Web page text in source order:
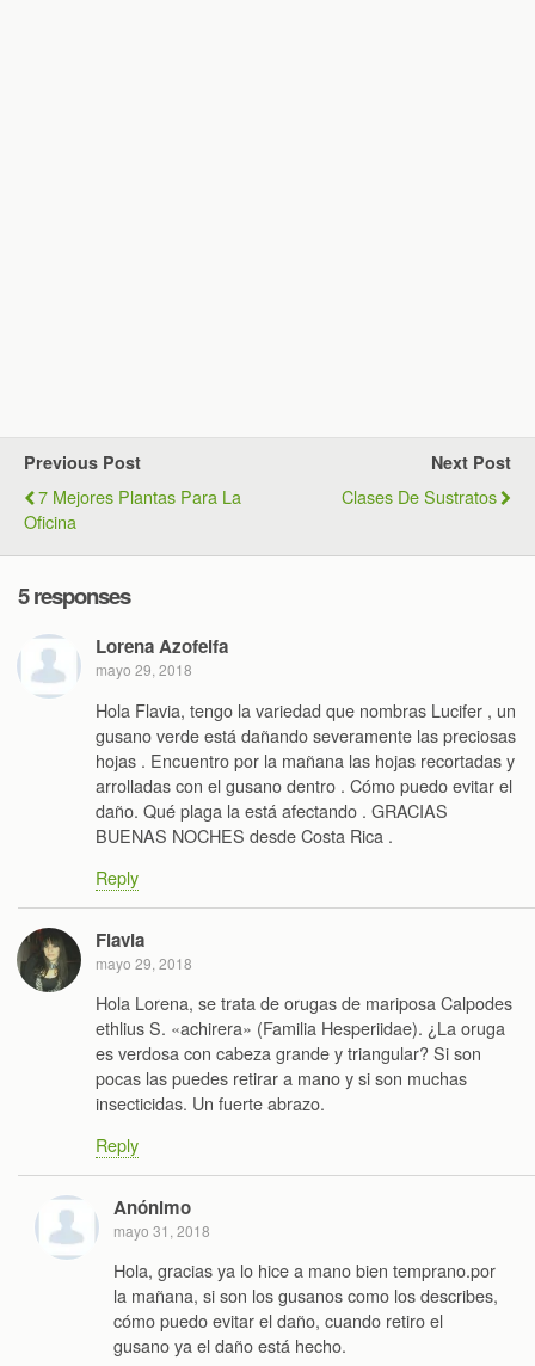
Previous Post
7 Mejores Plantas Para La
Oficina
Next Post
Clases De Sustratos
5 responses
Lorena Azofeifa
mayo 29, 2018
Hola Flavia, tengo la variedad que nombras Lucifer , un
gusano verde está dañando severamente las preciosas
hojas . Encuentro por la mañana las hojas recortadas y
arrolladas con el gusano dentro . Cómo puedo evitar el
daño. Qué plaga la está afectando . GRACIAS
BUENAS NOCHES desde Costa Rica .
Reply
Flavia
mayo 29, 2018
Hola Lorena, se trata de orugas de mariposa Calpodes
ethlius S. «achirera» (Familia Hesperiidae). ¿La oruga
es verdosa con cabeza grande y triangular? Si son
pocas las puedes retirar a mano y si son muchas
insecticidas. Un fuerte abrazo.
Reply
Anónimo
mayo 31, 2018
Hola, gracias ya lo hice a mano bien temprano.por
la mañana, si son los gusanos como los describes,
cómo puedo evitar el daño, cuando retiro el
gusano ya el daño está hecho.